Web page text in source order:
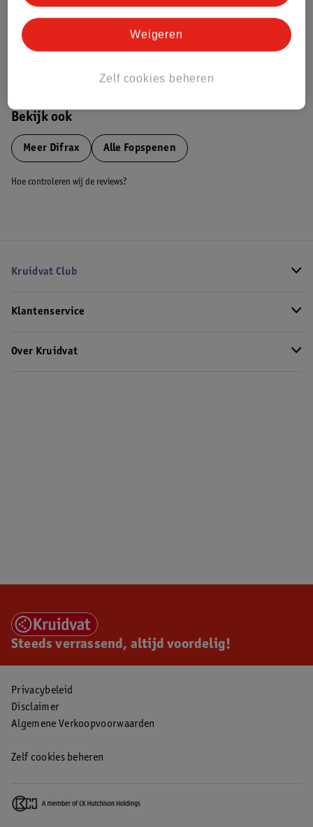
Meer informatie
Bekijk ook
Meer Difrax Alle Fopspenen
Hoe controleren wij de reviews?
Kruidvat Club
Klantenservice
Over Kruidvat
Steeds verrassend, altijd voordelig!
Privacybeleid
Disclaimer
Algemene Verkoopvoorwaarden
Zelf cookies beheren
Zelf cookies beheren
Weigeren